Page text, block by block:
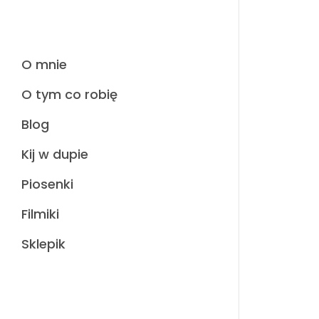
O mnie
O tym co robię
Blog
Kij w dupie
Piosenki
Filmiki
Sklepik